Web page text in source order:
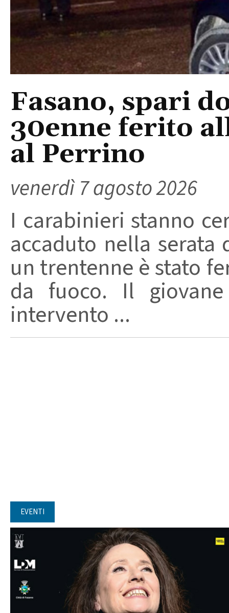
Fasano, spari
30enne ferito
al Perrino
venerdì 7 agosto 2026
I carabinieri stanno
accaduto nella serata
un trentenne è stato
da fuoco. Il
intervento ...
EVENTI